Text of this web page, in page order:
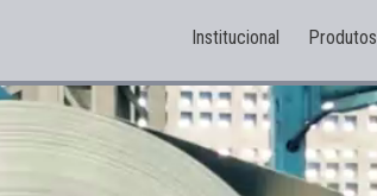
Institucional Produtos